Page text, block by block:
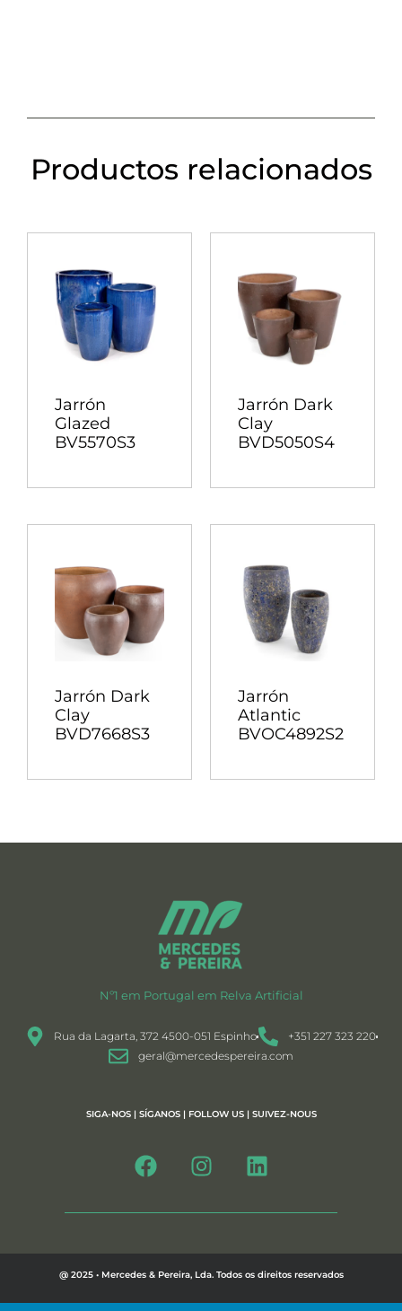
Productos relacionados
Jarrón
Glazed
BV5570S3
Jarrón Dark
Clay
BVD5050S4
Jarrón Dark
Clay
BVD7668S3
Jarrón
Atlantic
BVOC4892S2
Nº1 em Portugal em Relva Artificial
Rua da Lagarta, 372 4500-051 Espinho
+351 227 323 220
geral@mercedespereira.com
SIGA-NOS | SÍGANOS | FOLLOW US | SUIVEZ-NOUS
@ 2025 • Mercedes & Pereira, Lda. Todos os direitos reservados